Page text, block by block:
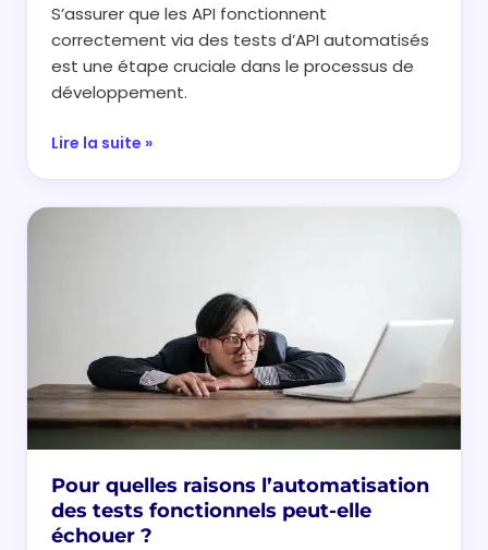
S’assurer que les API fonctionnent
correctement via des tests d’API automatisés
est une étape cruciale dans le processus de
développement.
Lire la suite »
Pour quelles raisons l’automatisation
des tests fonctionnels peut-elle
échouer ?